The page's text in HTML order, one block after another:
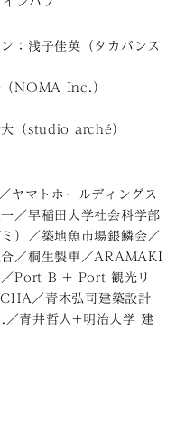
：浅子佳英（タカバンス
（NOMA Inc.）
大（studio arché）
ヤマトホールディングス
／早稲田大学社会科学部
）／築地魚市場銀鱗会／
合／桐生製車／ARAMAKI
／Port B + Port 観光リ
／青木弘司建築設計
青井哲人+明治大学 建